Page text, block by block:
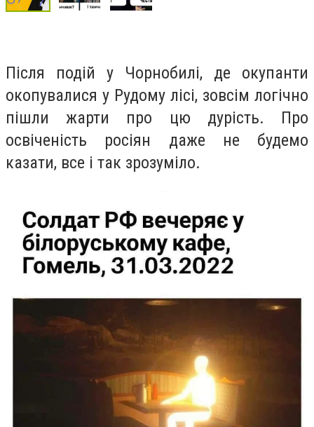
Після подій у Чорнобилі, де окупанти
окопувалися у Рудому лісі, зовсім логічно
пішли жарти про цю дурість. Про
освіченість росіян даже не будемо
казати, все і так зрозуміло.